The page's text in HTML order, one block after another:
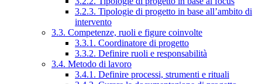
3.2.3. Tipologie di progetto in base all’ambito di
intervento
3.3. Competenze, ruoli e figure coinvolte
3.3.1. Coordinatore di progetto
3.3.2. Definire ruoli e responsabilità
3.4. Metodo di lavoro
3.4.1. Definire processi, strumenti e rituali